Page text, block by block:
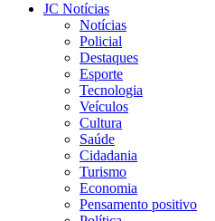
JC Notícias
Notícias
Policial
Destaques
Esporte
Tecnologia
Veículos
Cultura
Saúde
Cidadania
Turismo
Economia
Pensamento positivo